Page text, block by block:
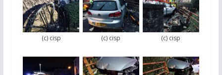
(c) cisp (c) cisp (c) cisp